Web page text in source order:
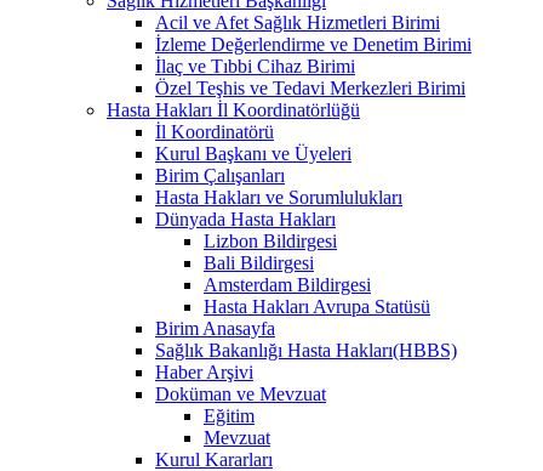
Acil ve Afet Sağlık Hizmetleri Birimi
İzleme Değerlendirme ve Denetim Birimi
İlaç ve Tıbbi Cihaz Birimi
Özel Teşhis ve Tedavi Merkezleri Birimi
Hasta Hakları İl Koordinatörlüğü
İl Koordinatörü
Kurul Başkanı ve Üyeleri
Birim Çalışanları
Hasta Hakları ve Sorumlulukları
Dünyada Hasta Hakları
Lizbon Bildirgesi
Bali Bildirgesi
Amsterdam Bildirgesi
Hasta Hakları Avrupa Statüsü
Birim Anasayfa
Sağlık Bakanlığı Hasta Hakları(HBBS)
Haber Arşivi
Doküman ve Mevzuat
Eğitim
Mevzuat
Kurul Kararları